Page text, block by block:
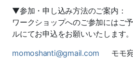
▼参加・申し込み方法のご案内：
ワークショップへのご参加にはご
ルにてお申込をお願いいたします。
momoshanti@gmail.com モモ